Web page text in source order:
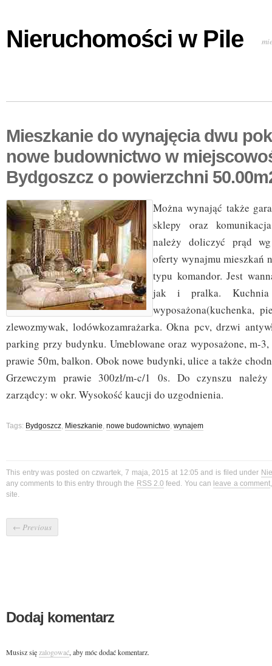
Nieruchomości w Pile
Mieszkanie do wynajęcia dwu
nowe budownictwo w
Bydgoszcz o powierzchni
Można wynająć także
sklepy oraz
należy doliczyć prąd
oferty wynajmu mieszkań
typu komandor. Jest
jak i pralka. Kuchnia
wyposażona(kuchenka,
zlewozmywak, lodówkozamrażarka. Okna pcv, drzwi
parking przy budynku. Umeblowane oraz wyposażone, m-3,
prawie 50m, balkon. Obok nowe budynki, ulice a także
Grzewczym prawie 300zł/m-c/1 0s. Do czynszu
zarządcy: w okr. Wysokość kaucji do uzgodnienia.
Tags: Bydgoszcz, Mieszkanie, nowe budownictwo, wynajem
This entry was posted on czwartek, 7 maja, 2015 at 12:05 and is filed under
any comments to this entry through the RSS 2.0 feed. You can leave a comment
site.
← Previous
Dodaj komentarz
Musisz sięzalogować, aby móc dodać komentarz.